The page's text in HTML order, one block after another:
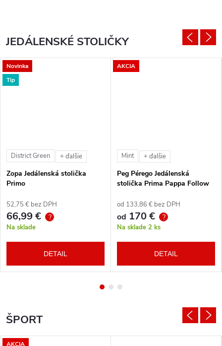
JEDÁLENSKÉ STOLIČKY
Novinka
Tip
District Green + ďalšie
Zopa Jedálenská stolička
Primo
52,75 € bez DPH
66,99 € ?
Na sklade
DETAIL
AKCIA
Mint + ďalšie
Peg Pérego Jedálenská
stolička Prima Pappa Follow
od 133,86 € bez DPH
od 170 € ?
Na sklade 2 ks
DETAIL
ŠPORT
AKCIA